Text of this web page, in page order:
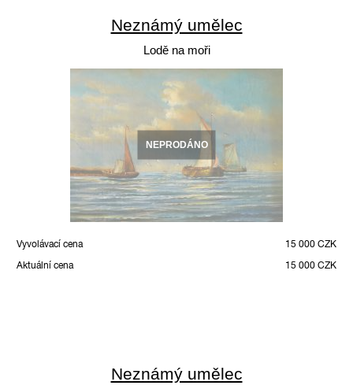
Neznámý umělec
Lodě na moři
NEPRODÁNO
Vyvolávací cena
15 000 CZK
Aktuální cena
15 000 CZK
Neznámý umělec